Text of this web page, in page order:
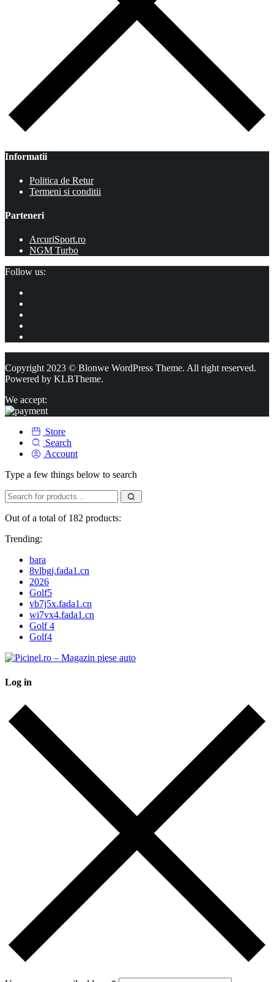
Informatii
Politica de Retur
Termeni si conditii
Parteneri
ArcuriSport.ro
NGM Turbo
Follow us:
Copyright 2023 © Blonwe WordPress Theme. All right reserved.
Powered by KLBTheme.
We accept:
Store
Search
Account
Type a few things below to search
Out of a total of 182 products:
Trending:
bara
8vlbgj.fada1.cn
2026
Golf5
vb7j5x.fada1.cn
wi7vx4.fada1.cn
Golf 4
Golf4
Log in